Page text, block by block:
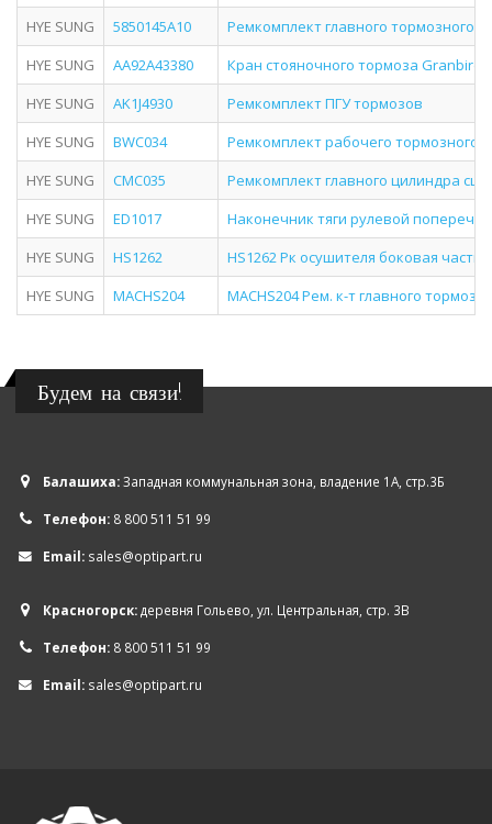
HYE SUNG
5850145A10
Ремкомплект главного тормозного
HYE SUNG
AA92A43380
Кран стояночного тормоза Granbird,
HYE SUNG
AK1J4930
Ремкомплект ПГУ тормозов
HYE SUNG
BWC034
Ремкомплект рабочего тормозного
HYE SUNG
CMC035
Ремкомплект главного цилиндра
HYE SUNG
ED1017
Наконечник тяги рулевой
HYE SUNG
HS1262
HS1262 Рк осушителя боковая часть
HYE SUNG
MACHS204 MACHS204 Рем. к-т главного
Будем на связи!
Балашиха:Западная коммунальная зона, владение 1А, стр.3Б
Телефон: 8 800 511 51 99
Email: sales@optipart.ru
Красногорск:деревня Гольево, ул. Центральная, стр. 3В
Телефон: 8 800 511 51 99
Email: sales@optipart.ru